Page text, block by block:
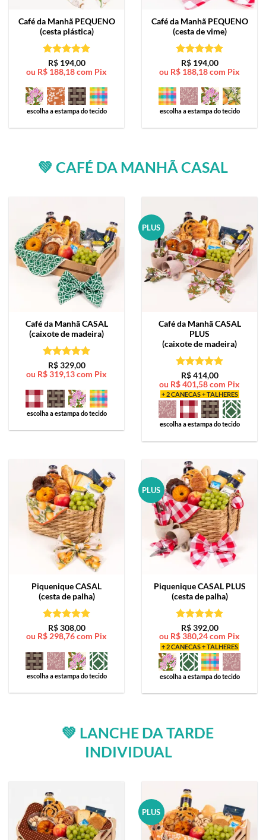
Café da Manhã PEQUENO
(cesta plástica)
Avaliação5
de 5
R$194,00
ou R$ 188,18com Pix
escolha a estampa do tecido
Café da Manhã PEQUENO
(cesta de vime)
Avaliação5
de 5
R$194,00
ou R$ 188,18com Pix
escolha a estampa do tecido
💚 CAFÉ DA MANHÃ CASAL
Café da ManhãCASAL
(caixote de madeira)
Avaliação5
de 5
R$329,00
ou R$319,13com Pix
escolha a estampa do tecido
PLUS
Café da ManhãCASAL
PLUS
(caixote de madeira)
Avaliação5
de 5
R$414,00
ou R$401,58com Pix
+ 2 CANECAS + TALHERES
escolha a estampa do tecido
PiqueniqueCASAL
(cesta de palha)
Avaliação5
de 5
R$308,00
ou R$298,76com Pix
escolha a estampa do tecido
PLUS
PiqueniqueCASAL PLUS
(cesta de palha)
Avaliação5
de 5
R$392,00
ou R$380,24com Pix
+ 2 CANECAS + TALHERES
escolha a estampa do tecido
💚 LANCHE DA TARDE
INDIVIDUAL
PLUS